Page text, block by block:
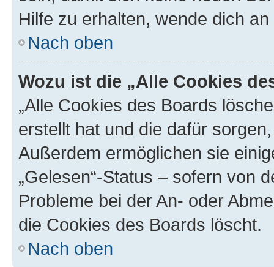
Hilfe zu erhalten, wende dich
Nach oben
Wozu ist die „Alle Cookies
„Alle Cookies des Boards
erstellt hat und die dafür
Außerdem ermöglichen sie
„Gelesen“-Status – sofern von
Probleme bei der An- oder
die Cookies des Boards löscht.
Nach oben